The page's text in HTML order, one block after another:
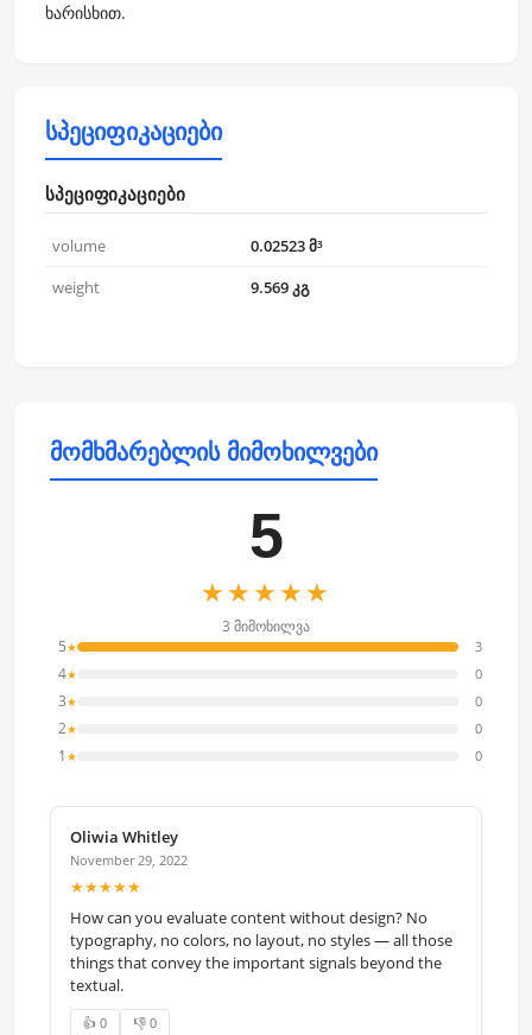
ხარისხით.
სპეციფიკაციები
სპეციფიკაციები
volume
0.02523 მ³
weight
9.569 კგ
მომხმარებლის მიმოხილვები
5
★★★★★
3 მიმოხილვა
5★ 3
4★ 0
3★ 0
2★ 0
1 ★ 0
Oliwia Whitley
November 29, 2022
★★★★★
How can you evaluate content without design? No
typography, no colors, no layout, no styles — all those
things that convey the important signals beyond the
textual.
👍 0 👎 0